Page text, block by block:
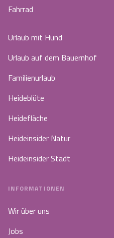
Fahrrad
Urlaub mit Hund
Urlaub auf dem Bauernhof
Familienurlaub
Heideblüte
Heidefläche
Heideinsider Natur
Heideinsider Stadt
INFORMATIONEN
Wir über uns
Jobs